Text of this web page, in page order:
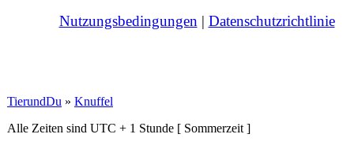
Nutzungsbedingungen | Datenschutzrichtlinie
TierundDu » Knuffel
Alle Zeiten sind UTC + 1 Stunde [ Sommerzeit ]